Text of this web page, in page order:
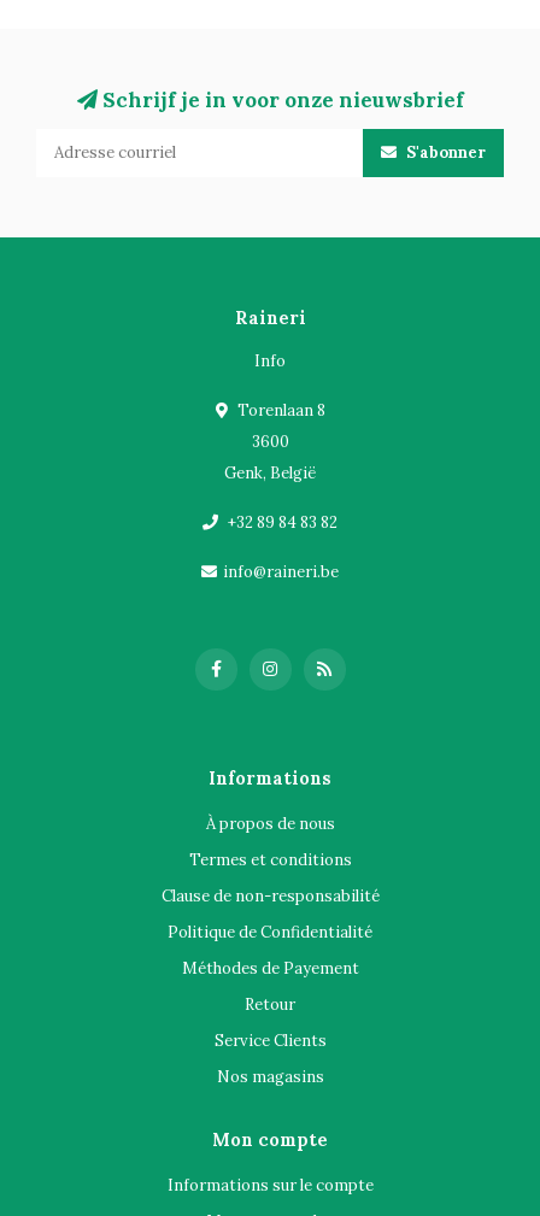
Schrijf je in voor onze nieuwsbrief
S'abonner
Raineri
Info
Torenlaan 8
3600
Genk, België
+32 89 84 83 82
info@raineri.be
Informations
À propos de nous
Termes et conditions
Clause de non-responsabilité
Politique de Confidentialité
Méthodes de Payement
Retour
Service Clients
Nos magasins
Mon compte
Informations sur le compte